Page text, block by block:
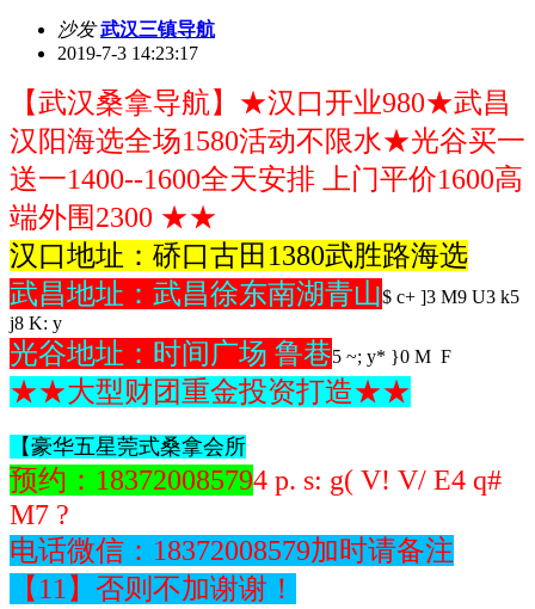
沙发 武汉三镇导航
2019-7-3 14:23:17
【武汉桑拿导航】★汉口开业980★武昌
汉阳海选全场1580活动不限水★光谷买一
送一1400--1600全天安排 上门平价1600高
端外围2300 ★★
汉口地址：硚口古田1380武胜路海选
武昌地址：武昌徐东南湖青山$ c+ ]3 M9 U3 k5
j8 K: y
光谷地址 ：时间广场 鲁巷5 ~; y* }0 M F
★★大型财团重金投资打造★★
【豪华五星莞式桑拿会所
预约：183720085794 p. s: g( V! V/ E4 q#
M7 ?
电话微信：18372008579加时请备注
【11】否则不加谢谢！